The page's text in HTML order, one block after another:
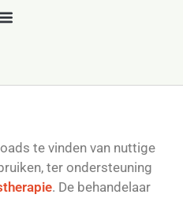
te vinden van nuttige
ter ondersteuning
. De behandelaar